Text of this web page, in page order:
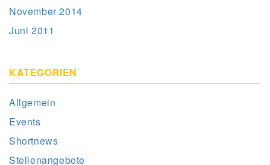
November 2014
Juni 2011
KATEGORIEN
Allgemein
Events
Shortnews
Stellenangebote